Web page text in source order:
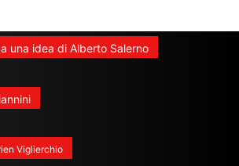
una idea di Alberto Salerno
Viglierchio